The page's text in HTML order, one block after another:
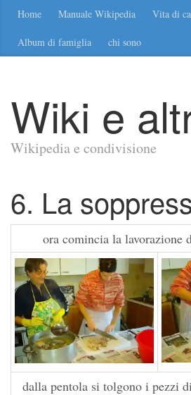
Home Manuale Wikipedia Vita di
Album di famiglia chi sono
Wiki e
Wikipedia e condivisione
6. La
ora comincia la lavorazione
dalla pentola si tolgono i pezzi